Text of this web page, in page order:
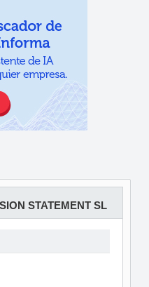
STATEMENT SL